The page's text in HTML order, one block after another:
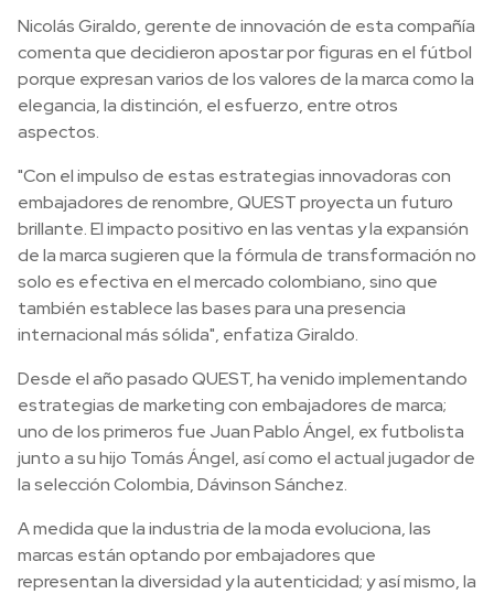
Nicolás Giraldo, gerente de innovación de esta compañía
comenta que decidieron apostar por figuras en el fútbol
porque expresan varios de los valores de la marca como la
elegancia, la distinción, el esfuerzo, entre otros
aspectos.
"Con el impulso de estas estrategias innovadoras con
embajadores de renombre, QUEST proyecta un futuro
brillante. El impacto positivo en las ventas y la expansión
de la marca sugieren que la fórmula de transformación no
solo es efectiva en el mercado colombiano, sino que
también establece las bases para una presencia
internacional más sólida", enfatiza Giraldo.
Desde el año pasado QUEST, ha venido implementando
estrategias de marketing con embajadores de marca;
uno de los primeros fue Juan Pablo Ángel, ex futbolista
junto a su hijo Tomás Ángel, así como el actual jugador de
la selección Colombia, Dávinson Sánchez.
A medida que la industria de la moda evoluciona, las
marcas están optando por embajadores que
representan la diversidad y la autenticidad; y así mismo, la